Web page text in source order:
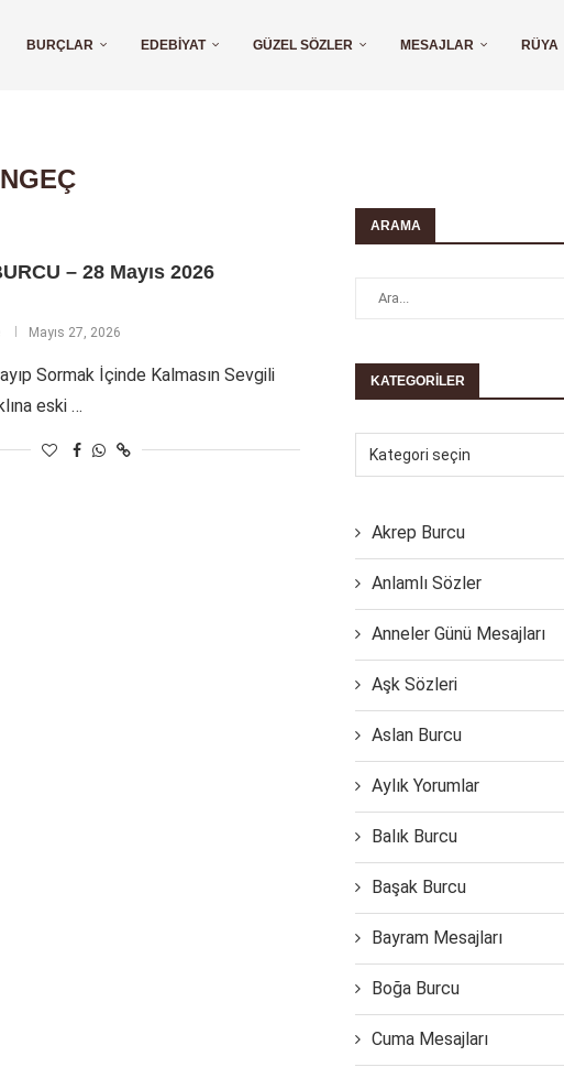
BURÇLAR EDEBIYAT GÜZEL SÖZLER MESAJLAR RÜYA
– 28 Mayıs 2026
Mayıs 27, 2026
Sormak İçinde Kalmasın Sevgili
eski …
ARAMA
KATEGORILER
Akrep Burcu
Anlamlı Sözler
Anneler Günü Mesajları
Aşk Sözleri
Aslan Burcu
Aylık Yorumlar
Balık Burcu
Başak Burcu
Bayram Mesajları
Boğa Burcu
Cuma Mesajları